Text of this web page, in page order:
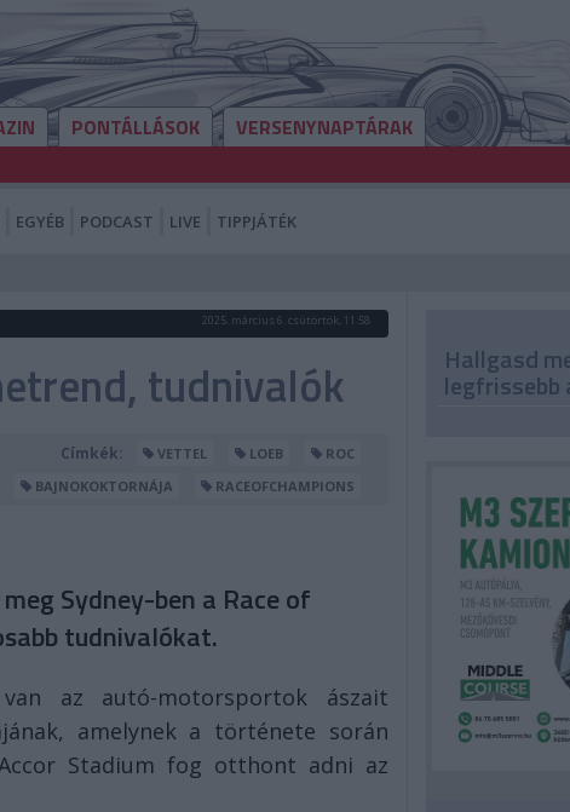
PONTÁLLÁSOK VERSENYNAPTÁRAK
EGYÉB PODCAST LIVE TIPPJÁTÉK
2025. március 6. csütörtök, 11:58
tudnivalók
Címkék: VETTEL LOEB
ROC
BAJNOKOKTORNÁJA
RACEOFCHAMPIONS
Sydney-ben a Race of
tudnivalókat.
van az autó-motorsportok ászait
amelynek a története során
Stadium fog otthont adni az
Hallgasd
legfrissebb